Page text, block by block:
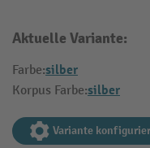
Aktuelle Variante:
Farbe:silber
Korpus Farbe:silber
Variante